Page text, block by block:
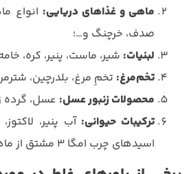
ماهی و غذاهای دریایی: انواع
صدف، خرچنگ و…؛
لبنیات: شیر، ماست، پنیر، کره،
تخم‌مرغ: تخمِ مرغ، بلدرچین،
محصولات زنبور عسل: عسل، گرده
ترکیبات حیوانی: آب پنیر،
اسیدهای چرب امگا 3 مشتق از ماهی و… .